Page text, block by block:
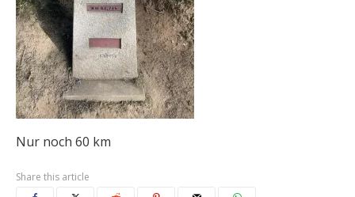
Nur noch 60 km
Share this article